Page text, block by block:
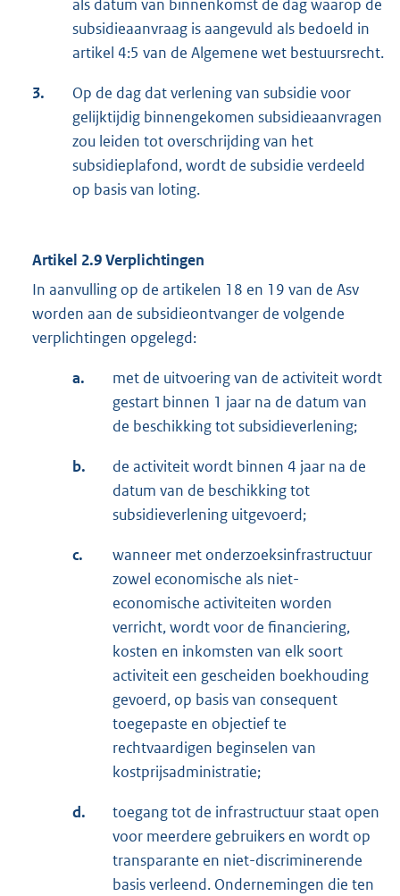
als datum van binnenkomst de dag waarop de
subsidieaanvraag is aangevuld als bedoeld in
artikel 4:5 van de Algemene wet bestuursrecht.
3.
Op de dag dat verlening van subsidie voor
gelijktijdig binnengekomen subsidieaanvragen
zou leiden tot overschrijding van het
subsidieplafond, wordt de subsidie verdeeld
op basis van loting.
Artikel 2.9 Verplichtingen
In aanvulling op de artikelen 18 en 19 van de Asv
worden aan de subsidieontvanger de volgende
verplichtingen opgelegd:
a.
met de uitvoering van de activiteit wordt
gestart binnen 1 jaar na de datum van
de beschikking tot subsidieverlening;
b.
de activiteit wordt binnen 4 jaar na de
datum van de beschikking tot
subsidieverlening uitgevoerd;
c.
wanneer met onderzoeksinfrastructuur
zowel economische als niet-
economische activiteiten worden
verricht, wordt voor de financiering,
kosten en inkomsten van elk soort
activiteit een gescheiden boekhouding
gevoerd, op basis van consequent
toegepaste en objectief te
rechtvaardigen beginselen van
kostprijsadministratie;
d.
toegang tot de infrastructuur staat open
voor meerdere gebruikers en wordt op
transparante en niet-discriminerende
basis verleend. Ondernemingen die ten